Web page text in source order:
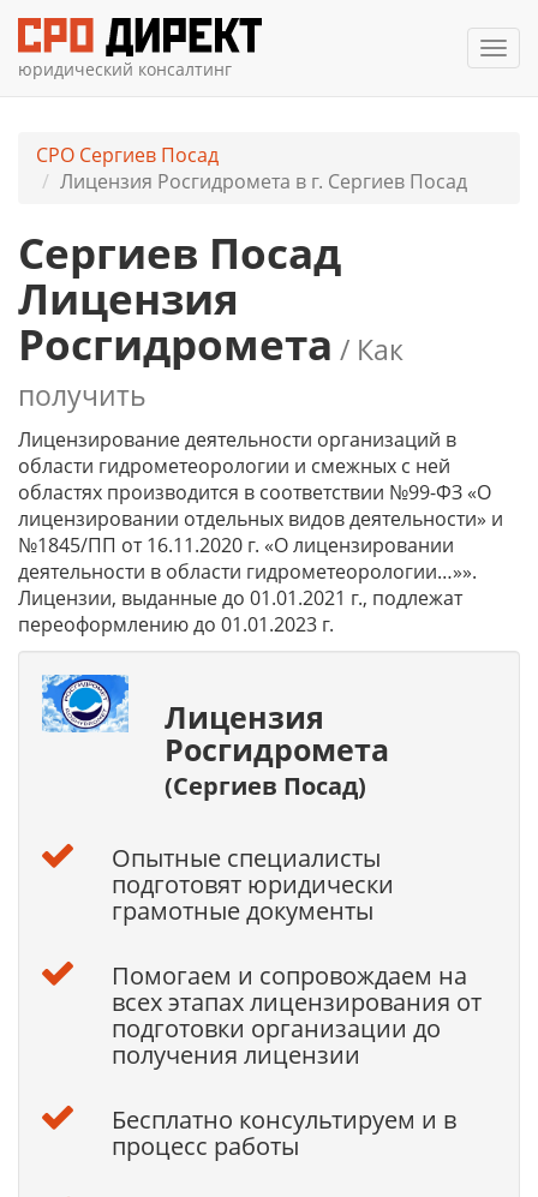
юридический консалтинг
СРО Сергиев Посад
Лицензия Росгидромета в г. Сергиев Посад
Сергиев Посад
Лицензия
Росгидромета / Как
получить
Лицензирование деятельности организаций в
области гидрометеорологии и смежных с ней
областях производится в соответствии №99-ФЗ «О
лицензировании отдельных видов деятельности» и
№1845/ПП от 16.11.2020 г. «О лицензировании
деятельности в области гидрометеорологии…»».
Лицензии, выданные до 01.01.2021 г., подлежат
переоформлению до 01.01.2023 г.
Лицензия
Росгидромета
(Сергиев Посад)
Опытные специалисты
подготовят юридически
грамотные документы
Помогаем и сопровождаем на
всех этапах лицензирования от
подготовки организации до
получения лицензии
Бесплатно консультируем и в
процесс работы